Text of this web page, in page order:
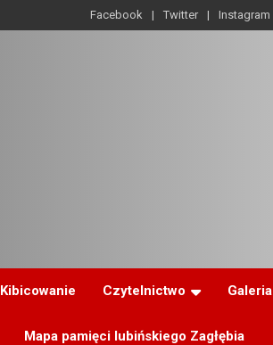
Facebook Twitter Instagram
Kibicowanie Czytelnictwo Galeria
Mapa pamięci lubińskiego Zagłębia